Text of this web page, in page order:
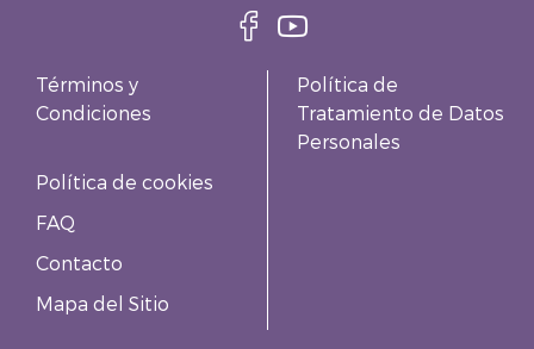
Términos y
Condiciones
Política de
Tratamiento de Datos
Personales
Política de cookies
FAQ
Contacto
Mapa del Sitio